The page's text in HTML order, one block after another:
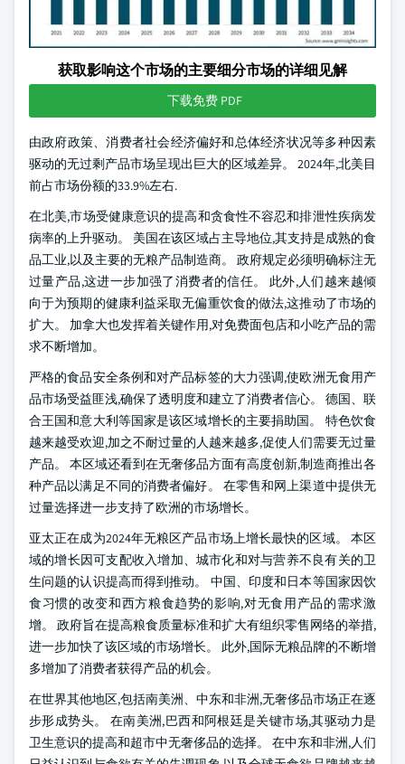
获取影响这个市场的主要细分市场的详细见解
下载免费 PDF
由政府政策、消费者社会经济偏好和总体经济状况等多种因素
驱动的无过剩产品市场呈现出巨大的区域差异。 2024年,北美目
前占市场份额的33.9%左右.
在北美,市场受健康意识的提高和贪食性不容忍和排泄性疾病发
病率的上升驱动。 美国在该区域占主导地位,其支持是成熟的食
品工业,以及主要的无粮产品制造商。 政府规定必须明确标注无
过量产品,这进一步加强了消费者的信任。 此外,人们越来越倾
向于为预期的健康利益采取无偏重饮食的做法,这推动了市场的
扩大。 加拿大也发挥着关键作用,对免费面包店和小吃产品的需
求不断增加。
严格的食品安全条例和对产品标签的大力强调,使欧洲无食用产
品市场受益匪浅,确保了透明度和建立了消费者信心。 德国、联
合王国和意大利等国家是该区域增长的主要捐助国。 特色饮食
越来越受欢迎,加之不耐过量的人越来越多,促使人们需要无过量
产品。 本区域还看到在无奢侈品方面有高度创新,制造商推出各
种产品以满足不同的消费者偏好。 在零售和网上渠道中提供无
过量选择进一步支持了欧洲的市场增长。
亚太正在成为2024年无粮区产品市场上增长最快的区域。 本区
域的增长因可支配收入增加、城市化和对与营养不良有关的卫
生问题的认识提高而得到推动。 中国、印度和日本等国家因饮
食习惯的改变和西方粮食趋势的影响,对无食用产品的需求激
增。 政府旨在提高粮食质量标准和扩大有组织零售网络的举措,
进一步加快了该区域的市场增长。 此外,国际无粮品牌的不断增
多增加了消费者获得产品的机会。
在世界其他地区,包括南美洲、中东和非洲,无奢侈品市场正在逐
步形成势头。 在南美洲,巴西和阿根廷是关键市场,其驱动力是
卫生意识的提高和超市中无奢侈品的选择。 在中东和非洲,人们